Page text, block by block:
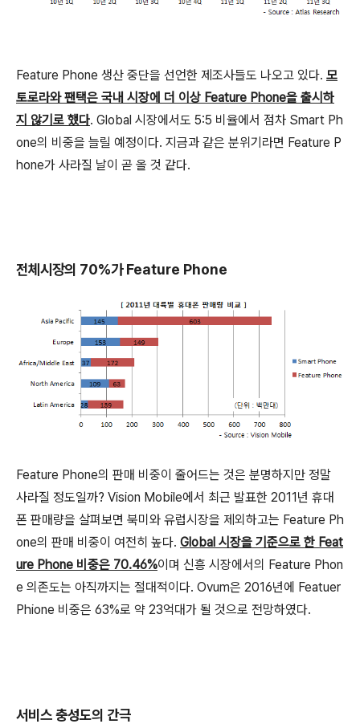
Feature Phone 생산 중단을 선언한 제조사들도 나오고 있다. 모
토로라와 팬택은 국내 시장에 더 이상 Feature Phone을 출시하
지 않기로 했다. Global 시장에서도 5:5 비율에서 점차 Smart Ph
one의 비중을 늘릴 예정이다. 지금과 같은 분위기라면 Feature P
hone가 사라질 날이 곧 올 것 같다.
전체시장의 70%가 Feature Phone
Feature Phone의 판매 비중이 줄어드는 것은 분명하지만 정말
사라질 정도일까? Vision Mobile에서 최근 발표한 2011년 휴대
폰 판매량을 살펴보면 북미와 유럽시장을 제외하고는 Feature Ph
one의 판매 비중이 여전히 높다. Global 시장을 기준으로 한 Feat
ure Phone 비중은 70.46%이며 신흥 시장에서의 Feature Phon
e 의존도는 아직까지는 절대적이다. Ovum은 2016년에 Featuer
Phione 비중은 63%로 약 23억대가 될 것으로 전망하였다.
서비스 충성도의 간극